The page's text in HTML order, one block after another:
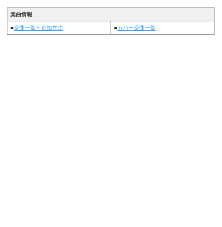
楽曲情報
■楽曲一覧と追加方法 ■カバー楽曲一覧